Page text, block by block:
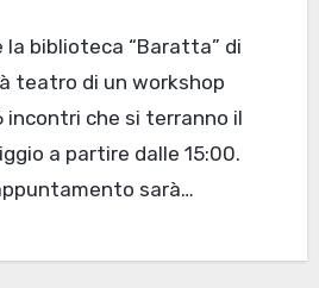
teatro di un workshop
incontri che si terranno il
a partire dalle 15:00.
sarà…